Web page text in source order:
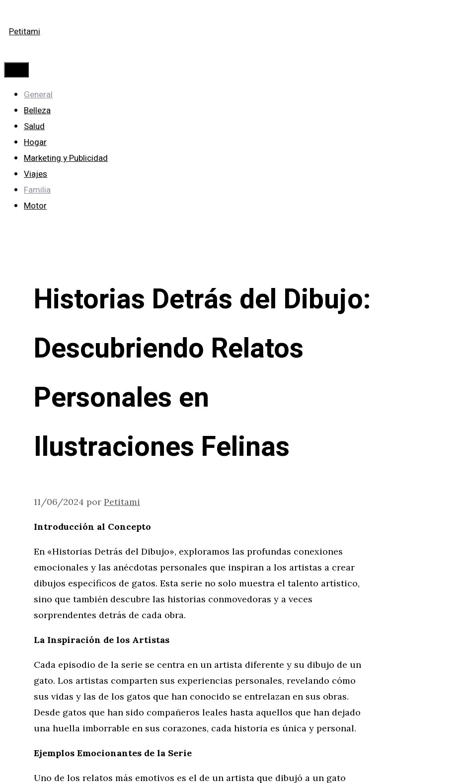
al
Petitami
General
Belleza
Salud
Hogar
Marketing y Publicidad
Viajes
Familia
Motor
Historias Detrás del Dibujo:
Descubriendo Relatos
Personales en
Ilustraciones Felinas
11/06/2024 por Petitami
Introducción al Concepto
En «Historias Detrás del Dibujo», exploramos las profundas conexiones
emocionales y las anécdotas personales que inspiran a los artistas a crear
dibujos específicos de gatos. Esta serie no solo muestra el talento artístico,
sino que también descubre las historias conmovedoras y a veces
sorprendentes detrás de cada obra.
La Inspiración de los Artistas
Cada episodio de la serie se centra en un artista diferente y su dibujo de un
gato. Los artistas comparten sus experiencias personales, revelando cómo
sus vidas y las de los gatos que han conocido se entrelazan en sus obras.
Desde gatos que han sido compañeros leales hasta aquellos que han dejado
una huella imborrable en sus corazones, cada historia es única y personal.
Ejemplos Emocionantes de la Serie
Uno de los relatos más emotivos es el de un artista que dibujó a un gato